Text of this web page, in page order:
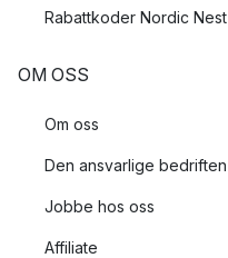
Rabattkoder Nordic Nest
OM OSS
Om oss
Den ansvarlige bedriften
Jobbe hos oss
Affiliate